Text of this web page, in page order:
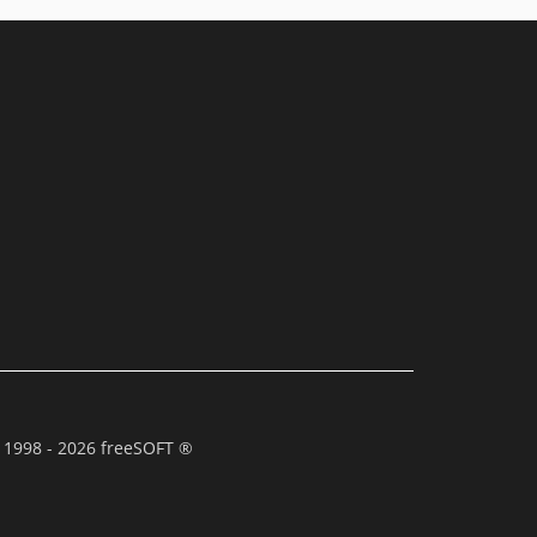
- 2026 freeSOFT ®